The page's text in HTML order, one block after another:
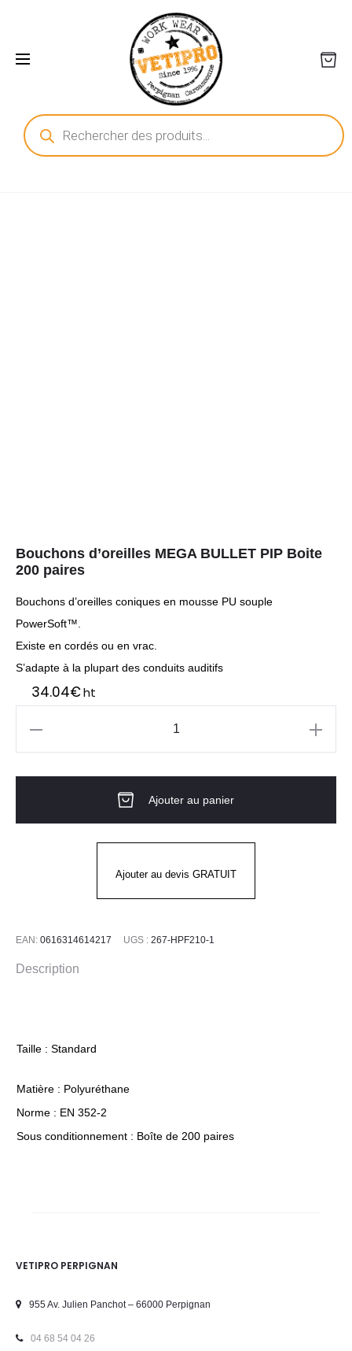
Recherche
de
produits
Bouchons d’oreilles MEGA BULLET PIP Boite
200 paires
Bouchons d’oreilles coniques en mousse PU souple
PowerSoft™.
Existe en cordés ou en vrac.
S’adapte à la plupart des conduits auditifs
34.04€ht
MEGA
paires
Ajouter au panier
Ajouter au devis GRATUIT
EAN: 0616314614217 UGS : 267-HPF210-1
Description
Taille : Standard
Matière : Polyuréthane
Norme : EN 352-2
Sous conditionnement : Boîte de 200 paires
VETIPRO PERPIGNAN
955 Av. Julien Panchot – 66000 Perpignan
04 68 54 04 26